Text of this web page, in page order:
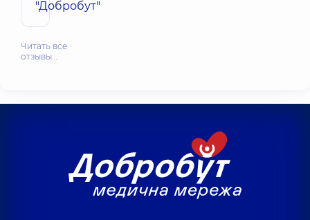
"Добробут"
Читать все
отзывы…